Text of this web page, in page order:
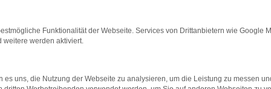
2 Möglichkeiten. Sehen Sie sich mit Klick auf „Unser
Probefahren. Oder Sie klicken auf den Button
können wir dann für Sie beschaffen. Wir freuen uns auf
Funktionalität der Webseite. Services von Drittanbietern wie Google
weitere werden aktiviert.
es uns, die Nutzung der Webseite zu analysieren, um die Leistung zu messen